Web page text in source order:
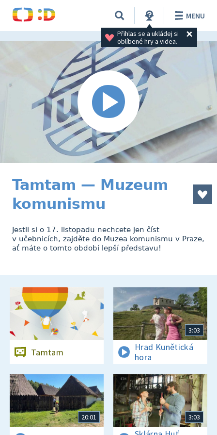
Přihlas se a ukládej si
oblíbené hry a videa.
MENU
Tamtam — Muzeum
komunismu
Jestli si o 17. listopadu nechcete jen číst
v učebnicích, zajděte do Muzea komunismu v Praze,
ať máte o tomto období lepší představu!
Tamtam
3:03
Hrad Kunětická
hora
20:01 3:03